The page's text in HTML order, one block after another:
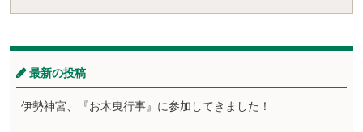
最新の投稿
伊勢神宮、『お木曳行事』に参加してきました！